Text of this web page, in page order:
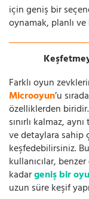
için geniş bir
oynamak, planlı
Farklı oyun
Microoyun’u
özelliklerden
sınırlı kalmaz,
ve detaylara sahip
keşfedebilirsiniz.
kullanıcılar,
kadargeniş bir
uzun süre keşif